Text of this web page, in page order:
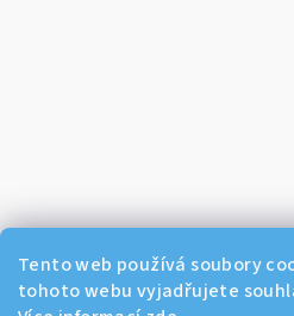
Tento web používá soubory
tohoto webu vyjadřujete